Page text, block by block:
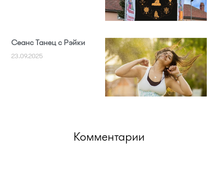
Сеанс Танец с Рэйки
23.09.2025
Комментарии